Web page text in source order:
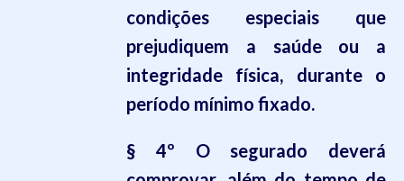
condições especiais que
prejudiquem a saúde ou a
integridade física, durante o
período mínimo fixado.
§ 4º O segurado deverá